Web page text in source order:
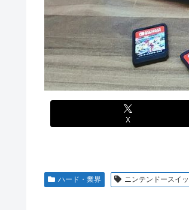
【悲報】人気配信者「はっきり言う
海外「全部日本の真似だったのか…
【グラブル】ドライブバーストが初
【名探偵プリキュア】1QのIP売上
【遊戯王】なんか「ウィッチクラフ
【衝撃動画】トラック事故で車がミ
【ハコヅメ】 第6話 感想 誰よりも早
休日に甥っ子をアポなし託児を押し
【画像】俺たちの姫本田望結、久
元NBAプレーヤー、エネス・カン
参加の声明を受け
【朗報】「あの椅子カバー」のカプ
【にじさんじ】Cellmates、NG行動
X
ハード・業界 ニンテンドースイ